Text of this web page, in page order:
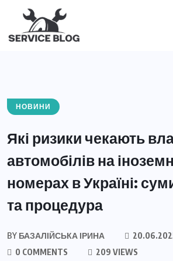
НОВИНИ
Які ризики чекають
автомобілів на
номерах в Україні:
та процедура
BY БАЗАЛІЙСЬКА ІРИНА
0 COMMENTS
209 VIEWS